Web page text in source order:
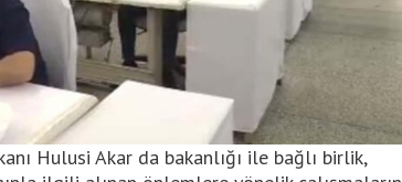
Hulusi Akar da bakanlığı ile bağlı birlik,